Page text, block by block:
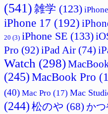
(541) 雑学 (123)
iPhone 17 (192)
20 (3) iPhone SE (133)
Pro (92) iPad Air (74)
Watch (298)
(245) MacBook Pro
(40) Mac Pro (17) Mac
(244) 松のや (68) かつ